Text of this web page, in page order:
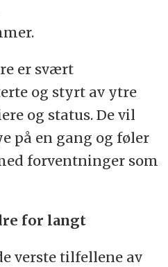
er svært
og styrt av ytre
og status. De vil
på en gang og føler
forventninger som
for langt
verste tilfellene av